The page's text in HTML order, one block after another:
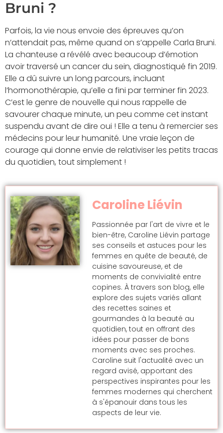
Bruni ?
Parfois, la vie nous envoie des épreuves qu’on
n’attendait pas, même quand on s’appelle Carla Bruni.
La chanteuse a révélé avec beaucoup d’émotion
avoir traversé un cancer du sein, diagnostiqué fin 2019.
Elle a dû suivre un long parcours, incluant
l’hormonothérapie, qu’elle a fini par terminer fin 2023.
C’est le genre de nouvelle qui nous rappelle de
savourer chaque minute, un peu comme cet instant
suspendu avant de dire oui ! Elle a tenu à remercier ses
médecins pour leur humanité. Une vraie leçon de
courage qui donne envie de relativiser les petits tracas
du quotidien, tout simplement !
Caroline Liévin
Passionnée par l'art de vivre et le
bien-être, Caroline Liévin partage
ses conseils et astuces pour les
femmes en quête de beauté, de
cuisine savoureuse, et de
moments de convivialité entre
copines. À travers son blog, elle
explore des sujets variés allant
des recettes saines et
gourmandes à la beauté au
quotidien, tout en offrant des
idées pour passer de bons
moments avec ses proches.
Caroline suit l'actualité avec un
regard avisé, apportant des
perspectives inspirantes pour les
femmes modernes qui cherchent
à s'épanouir dans tous les
aspects de leur vie.